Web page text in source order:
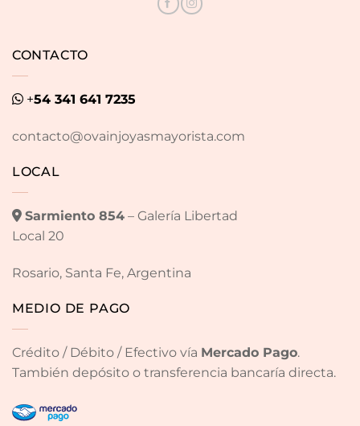
LOCAL
Sarmiento 854– Galería Libertad
Local 20
Rosario, Santa Fe, Argentina
MEDIO DE PAGO
Crédito / Débito / Efectivo vía Mercado Pago.
También depósito o transferencia bancaría directa.
CONTACTO
+54 341 641 7235
contacto@ovainjoyasmayorista.com